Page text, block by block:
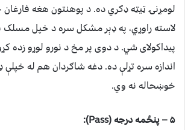
لومړنۍ ټیټه ډګري ده. د پوهنتون هغه
لاسته راوړي، په ډېر مشکل سره د خپل مسلک
پیداکولای شي. د دوی پر مخ د نورو لوړو زده
اندازه سره تړلې ده. دغه شاګردان هم له
خوښحاله نه وي.
۵ – پنځمه درجه (Pass):